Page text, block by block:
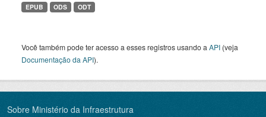
EPUB ODS ODT
Você também pode ter acesso a esses registros usando a API (veja
Documentação da API).
Sobre Ministério da Infraestrutura